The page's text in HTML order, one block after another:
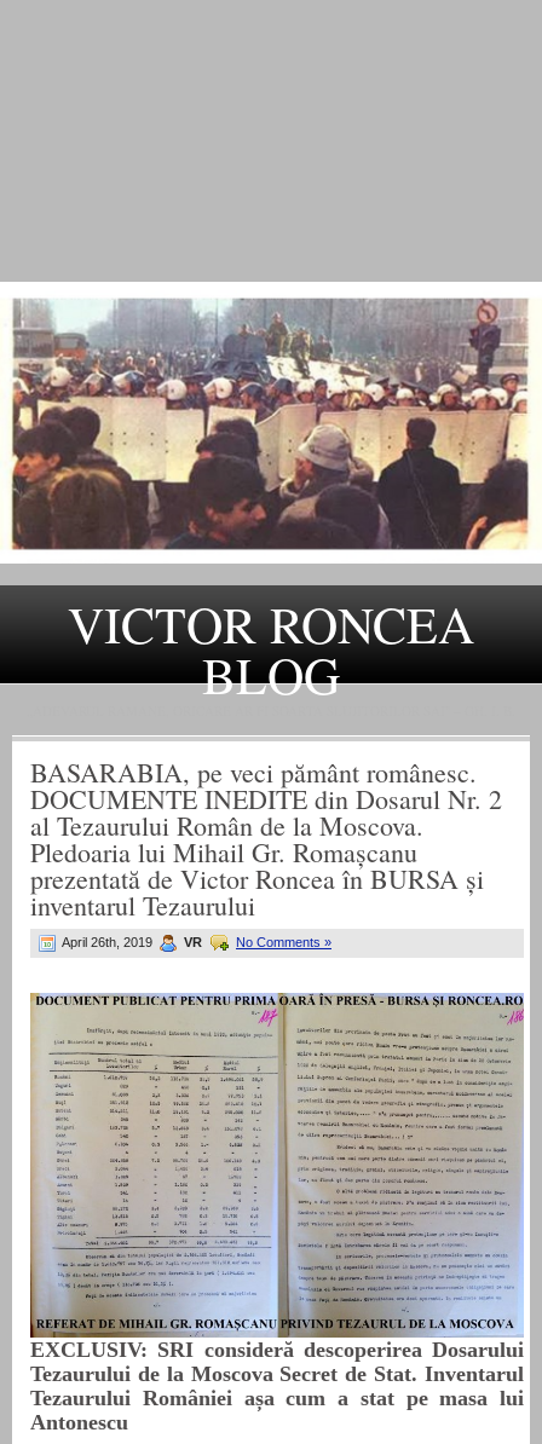
VICTOR RONCEA
BLOG
BASARABIA, pe veci pământ românesc.
DOCUMENTE INEDITE din Dosarul Nr. 2
al Tezaurului Român de la Moscova.
Pledoaria lui Mihail Gr. Romașcanu
prezentată de Victor Roncea în BURSA și
inventarul Tezaurului
April 26th, 2019 VR No Comments »
EXCLUSIV: SRI consideră descoperirea Dosarului
Tezaurului de la Moscova Secret de Stat. Inventarul
Tezaurului României așa cum a stat pe masa lui
Antonescu